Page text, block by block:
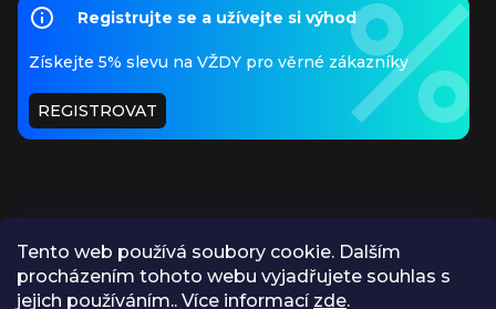
Tento web používá soubory cookie. Dalším
procházením tohoto webu vyjadřujete souhlas s
jejich používáním.. Více informací zde.
Registrujte se a užívejte si výhod
Získejte 5% slevu na VŽDY pro věrné zákazníky
REGISTROVAT
PŘIJÍMÁME ONLINE PLATBY